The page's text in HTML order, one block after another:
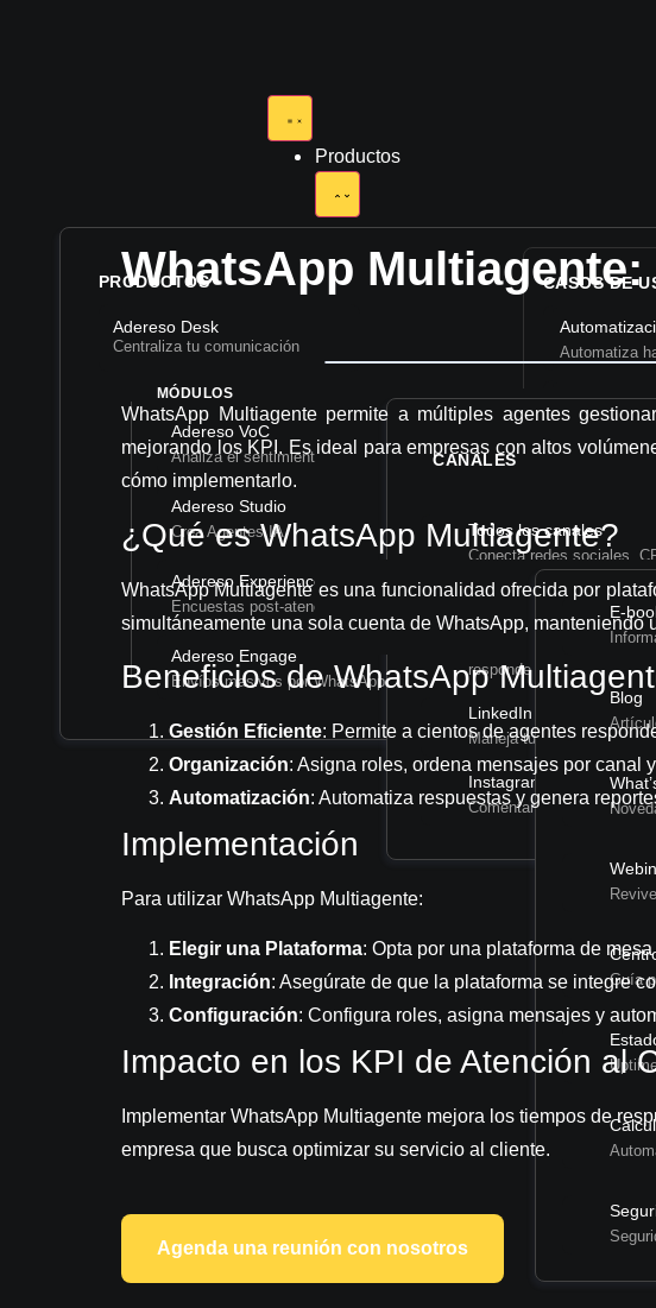
Productos
PRODUCTOS
Adereso Desk
Centraliza tu comunicación
MÓDULOS
Adereso VoC
Analiza el sentimiento
Adereso Studio
Crea Agentes IA
Adereso Experience
Encuestas post-atención
Adereso Engage
Envíos masivos por WhatsApp
CASOS DE
Automatiza
Chatbot
Califica
Elimina
WhatsApp
CANALES
Todos los canales
Conecta redes sociales,
tu e-Commerce
WhatsApp
Envía campañas, recibe y
responde mensajes
LinkedIn
Maneja tu muro
Instagram
Comentarios, DM’s y
E-
Blog
Guía
Casos de éxito
WhatsApp
WhatsApp Multiagente permite a múltiples agentes
mejorando los KPI. Es ideal para empresas con altos
cómo implementarlo.
¿Qué es WhatsApp Multiagente?
WhatsApp Multiagente es una funcionalidad ofrecida por
simultáneamente una sola cuenta de WhatsApp,
Beneficios de WhatsApp
Gestión Eficiente: Permite a cientos de agentes
Organización: Asigna roles, ordena mensajes por canal
Automatización: Automatiza respuestas y genera
Implementación
Para utilizar WhatsApp Multiagente:
Elegir una Plataforma: Opta por una plataforma de
Integración: Asegúrate de que la plataforma se integre
Configuración: Configura roles, asigna mensajes y
Impacto en los KPI de Atención al
Implementar WhatsApp Multiagente mejora los tiempos de
empresa que busca optimizar su servicio al cliente.
Agenda una reunión con nosotros